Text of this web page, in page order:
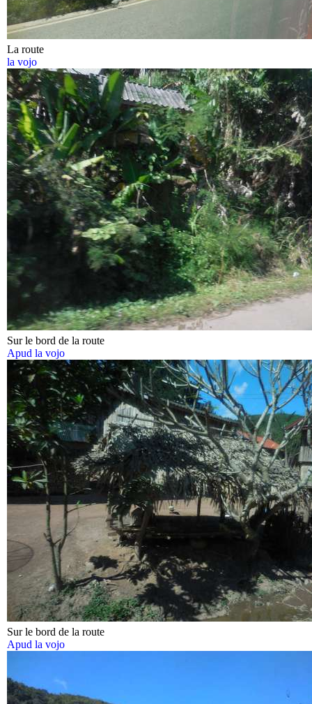
La route
la vojo
Sur le bord de la route
Apud la vojo
Sur le bord de la route
Apud la vojo